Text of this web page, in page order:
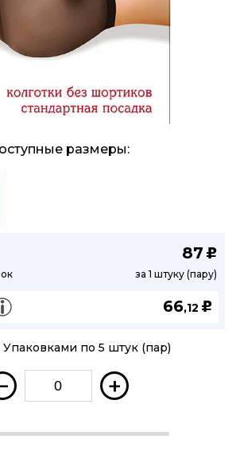
размеры:
87 u
за 1 штуку (пару)
66,12 u
по 5 штук (пар)
+